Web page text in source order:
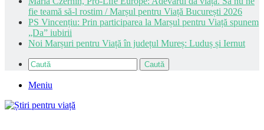
fie teamă să-l rostim / Marșul pentru Viață București 2026
PS Vincențiu: Prin participarea la Marșul pentru Viață spunem
„Da” iubirii
Noi Marșuri pentru Viață în județul Mureș: Luduș și Iernut
Caută
Meniu